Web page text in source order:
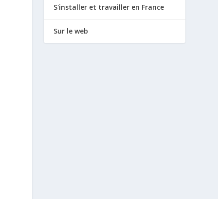
S'installer et travailler en France
Sur le web